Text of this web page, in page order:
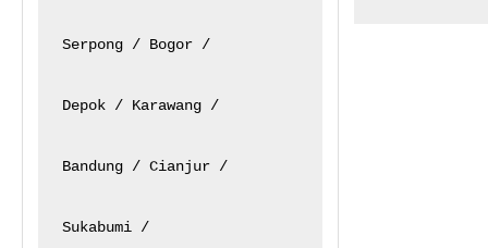
Serpong / Bogor /
Depok / Karawang /
Bandung / Cianjur /
Sukabumi /